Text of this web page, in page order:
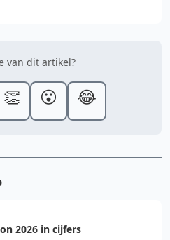
van dit artikel?
👏 😮 😂
2026 in cijfers